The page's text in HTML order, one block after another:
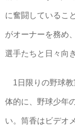
に奮闘しているこ
がオーナーを務め
選手たちと日々向
1日限りの野球教
体的に、野球少年
い。筒香はビデオ